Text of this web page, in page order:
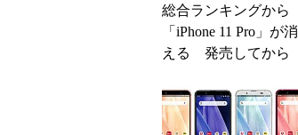
総合ランキングから
「iPhone 11 Pro」が消
える 発売してから